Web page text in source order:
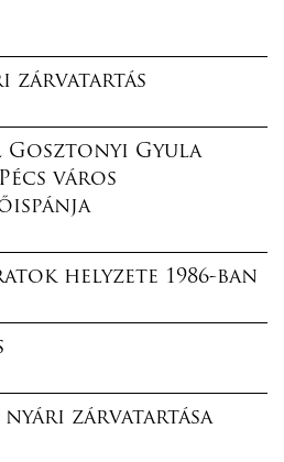
zárvatartás
Gosztonyi Gyula
város
helyzete 1986-ban
zárvatartása